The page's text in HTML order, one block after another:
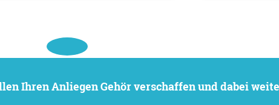
Ihren Anliegen Gehör verschaffen und dabei